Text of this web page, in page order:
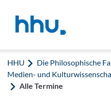
HHU Die Philosophische
Medien- und
Alle Termine